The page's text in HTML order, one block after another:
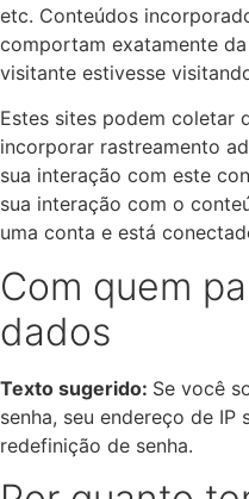
etc. Conteúdos
comportam exatamente
visitante estivesse
Estes sites podem coletar
incorporar rastreamento
sua interação com este
sua interação com o
uma conta e está
Com quem
dados
Texto sugerido: Se você
senha, seu endereço de
redefinição de senha.